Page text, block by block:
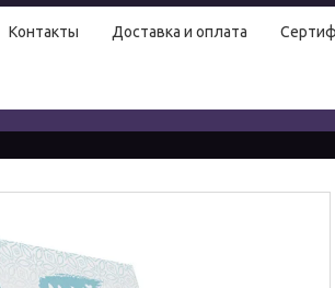
Контакты Доставка и оплата